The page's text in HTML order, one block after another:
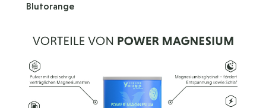
Blutorange